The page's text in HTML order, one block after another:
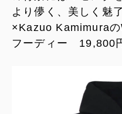
より儚く、美しく魅
×Kazuo Kamimuraの
フーディー 19,800